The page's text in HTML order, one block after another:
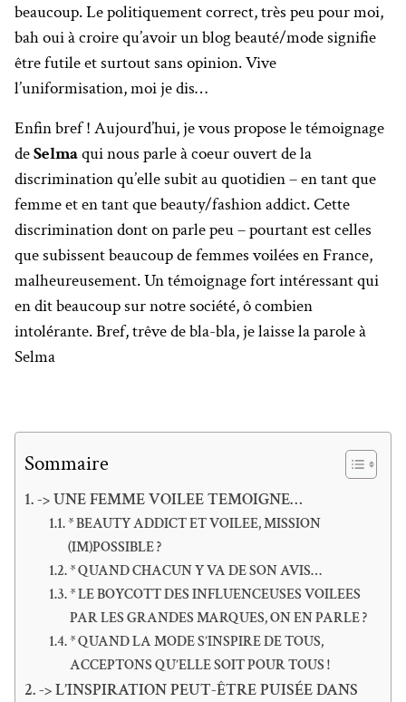
beaucoup. Le politiquement correct, très peu pour moi,
bah oui à croire qu’avoir un blog beauté/mode signifie
être futile et surtout sans opinion. Vive
l’uniformisation, moi je dis…
Enfin bref ! Aujourd’hui, je vous propose le témoignage
deSelmaqui nous parle à coeur ouvert de la
discrimination qu’elle subit au quotidien – en tant que
femme et en tant que beauty/fashion addict. Cette
discrimination dont on parle peu – pourtant est celles
que subissent beaucoup de femmes voilées en France,
malheureusement. Un témoignage fort intéressant qui
en dit beaucoup sur notre société, ô combien
intolérante. Bref, trêve de bla-bla, je laisse la parole à
Selma
Sommaire
-> UNE FEMME VOILEE TEMOIGNE…
* BEAUTY ADDICT ET VOILEE, MISSION
(IM)POSSIBLE ?
* QUAND CHACUN Y VA DE SON AVIS…
* LE BOYCOTT DES INFLUENCEUSES VOILEES
PAR LES GRANDES MARQUES, ON EN PARLE ?
* QUAND LA MODE S’INSPIRE DE TOUS,
ACCEPTONS QU’ELLE SOIT POUR TOUS !
-> L’INSPIRATION PEUT-ÊTRE PUISÉE DANS